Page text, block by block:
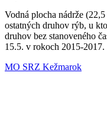
Vodná plocha nádrže
ostatných druhov rýb, u
druhov bez stanoveného
15.5. v rokoch 2015-2017.
MO SRZ Kežmarok